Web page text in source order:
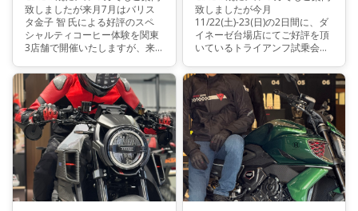
致しましたが来月7月はバリス
タ金子 智 氏による好評のスペ
シャルティコーヒー体験を関東
3店舗で開催いたしますが、来
催です。
致しましたが今月
11/22(土)-23(日)の2日間に、ダ
イネーゼ台場店にてご好評を頂
いているトライアンフ試乗会・